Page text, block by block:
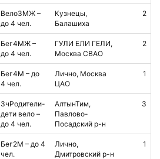
Вело3МЖ –
до 4 чел.
Кузнецы,
Балашиха
2
Бег4МЖ –
до 4 чел.
ГУЛИ ЕЛИ ГЕЛИ,
Москва СВАО
2
Бег4М – до
4 чел.
Лично, Москва
ЦАО
1
3чРодители-
дети вело –
до 4 чел.
АлтынТим,
Павлово-
Посадский р-н
3
Бег2М – до 4
чел.
Лично,
Дмитровский р-н
1